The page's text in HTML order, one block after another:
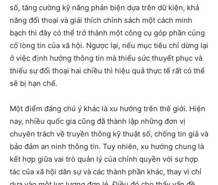
số, tăng cường kỹ năng phản biện dựa trên dữ kiện, khả
năng đối thoại và giải thích chính sách một cách minh
bạch thì đây có thể trở thành một công cụ góp phần củng
cố lòng tin của xã hội. Ngược lại, nếu mục tiêu chỉ dừng lại
ở việc định hướng thông tin mà thiếu sức thuyết phục và
thiếu sự đối thoại hai chiều thì hiệu quả thực tế rất có thể
sẽ bị hạn chế.
Một điểm đáng chú ý khác là xu hướng trên thế giới. Hiện
nay, nhiều quốc gia cũng đã thành lập những đơn vị
chuyên trách về truyền thông kỹ thuật số, chống tin giả và
bảo đảm an ninh thông tin. Tuy nhiên, xu hướng chung là
kết hợp giữa vai trò quản lý của chính quyền với sự hợp
tác của xã hội dân sự và các thành phần khác, thay vì chỉ